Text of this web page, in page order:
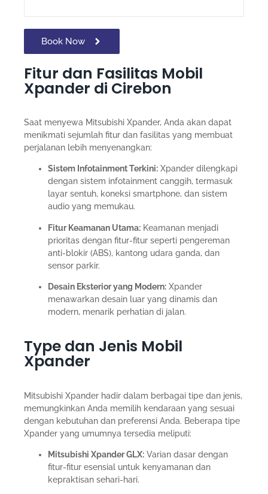
Book Now
Fitur dan Fasilitas Mobil
Xpander di Cirebon
Saat menyewa Mitsubishi Xpander, Anda akan dapat
menikmati sejumlah fitur dan fasilitas yang membuat
perjalanan lebih menyenangkan:
Sistem Infotainment Terkini: Xpander dilengkapi
dengan sistem infotainment canggih, termasuk
layar sentuh, koneksi smartphone, dan sistem
audio yang memukau.
Fitur Keamanan Utama: Keamanan menjadi
prioritas dengan fitur-fitur seperti pengereman
anti-blokir (ABS), kantong udara ganda, dan
sensor parkir.
Desain Eksterior yang Modern: Xpander
menawarkan desain luar yang dinamis dan
modern, menarik perhatian di jalan.
Type dan Jenis Mobil
Xpander
Mitsubishi Xpander hadir dalam berbagai tipe dan jenis,
memungkinkan Anda memilih kendaraan yang sesuai
dengan kebutuhan dan preferensi Anda. Beberapa tipe
Xpander yang umumnya tersedia meliputi:
Mitsubishi Xpander GLX: Varian dasar dengan
fitur-fitur esensial untuk kenyamanan dan
kepraktisan sehari-hari.